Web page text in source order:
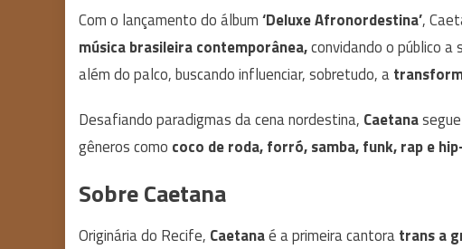
Com o lançamento do álbum‘Deluxe Afronordestina’,
música brasileira contemporânea,convidando o público a
além do palco, buscando influenciar, sobretudo, a
Desafiando paradigmas da cena nordestina, Caetana
gêneros como coco de roda, forró, samba, funk, rap e
Sobre Caetana
Originária do Recife, Caetanaé a primeira cantoratrans a